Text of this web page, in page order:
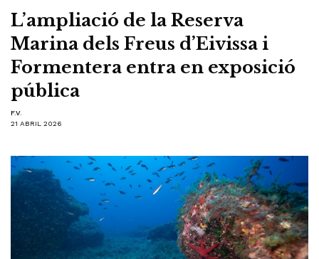
L’ampliació de la Reserva
Marina dels Freus d’Eivissa i
Formentera entra en exposició
pública
F.V.
21 ABRIL 2026